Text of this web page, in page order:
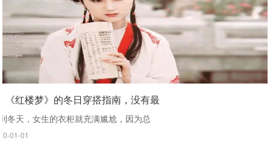
《红楼梦》的冬日穿搭指南，没有最
冬天，女生的衣柜就充满尴尬，因为总
01-01